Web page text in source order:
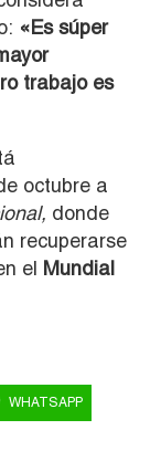
«Es súper
trabajo es
octubre a
donde
recuperarse
el Mundial
WHATSAPP